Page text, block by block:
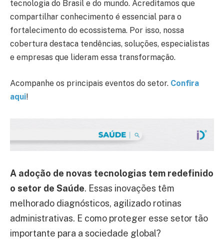
tecnologia do Brasil e do mundo. Acreditamos que
compartilhar conhecimento é essencial para o
fortalecimento do ecossistema. Por isso, nossa
cobertura destaca tendências, soluções, especialistas
e empresas que lideram essa transformação.
Acompanhe os principais eventos do setor. Confira
aqui!
A adoção de novas tecnologias tem redefinido
o setor de Saúde. Essas inovações têm
melhorado diagnósticos, agilizado rotinas
administrativas. E como proteger esse setor tão
importante para a sociedade global?